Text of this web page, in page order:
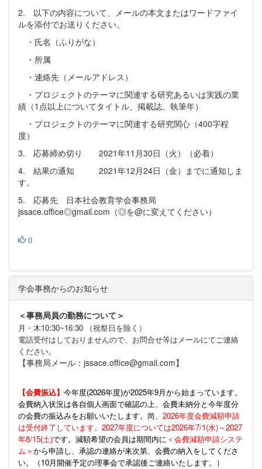
2. 以下の内容について、メールの本文またはワードファイ
ルを添付でお送りください。
・氏名（ふりがな）
・所属
・連絡先（メールアドレス）
・プロジェクトのテーマに関連する研究あるいは実践の業
績（1点以上についてタイトル、掲載誌、執筆年）
・プロジェクトのテーマに関連する研究関心（400字程
度）
3. 応募締め切り 2021年11月30日（火）（必着）
4. 結果の通知 2021年12月24日（金）までに通知しま
す。
5. 応募先 日本社会教育学会事務局
jssace.office◎gmail.com（◎を@に変えてください）
0
学会事務からのお知らせ
＜事務局員の勤務について＞
月・木10:30~16:30 （祝祭日を除く）
電話受付はしておりませんので、お問合せ等はメールにてご連絡
ください。
【事務局メール：jssace.office@gmail.com】
【会費振込】 今年度(2026年度)が2025年9月から始まっています。
会費納入状況は各自個人画面で確認の上、会費未納分と今年度分
の会費の振込みをお願いいたします。尚、 2026年度会費減額申請
は受付終了しています。2027年度については2026年7/1(水)～2027
年8/15(土)です。減額希望の会員は期間内に ＜会費減額申請システ
ム＞から申請し、承認の連絡が来次第、会費の納入をしてくださ
い。（10月開催予定の理事会で承認後ご連絡いたします。）